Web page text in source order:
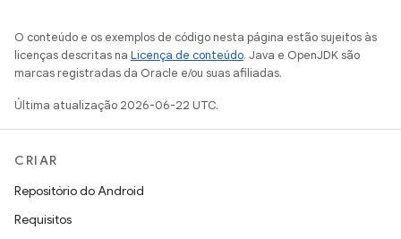
O conteúdo e os exemplos de código nesta página estão sujeitos às
licenças descritas na Licença de conteúdo. Java e OpenJDK são
marcas registradas da Oracle e/ou suas afiliadas.
Última atualização 2026-06-22 UTC.
CRIAR
Repositório do Android
Requisitos